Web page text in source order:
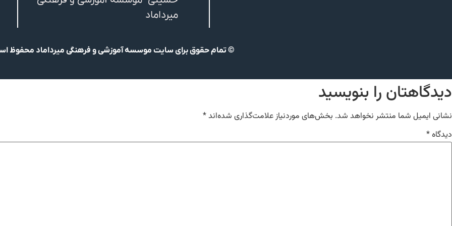
میرداماد
© تمام حقوق برای سایت موسسه آموزشی و فرهنگی میرداماد محفوظ
دیدگاهتان را بنویسید
نشانی ایمیل شما منتشر نخواهد شد. بخش‌های موردنیاز علامت‌گذاری شده‌اند*
دیدگاه*